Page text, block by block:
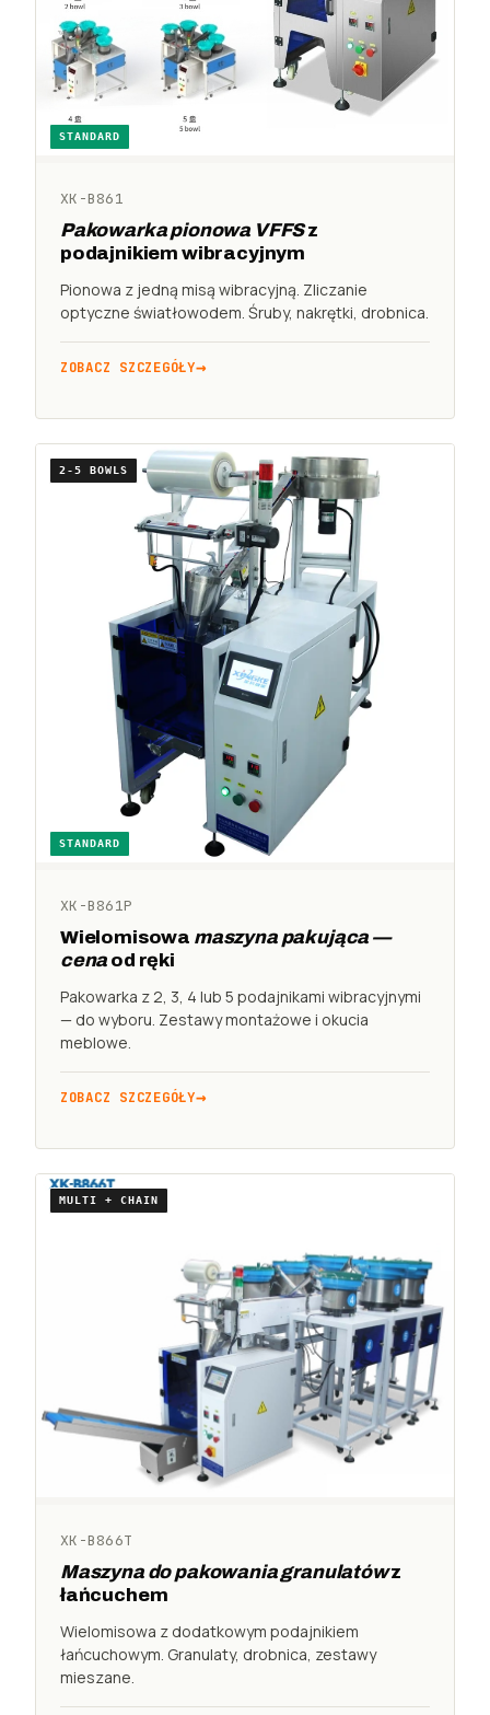
STANDARD
XK-B861
Pakowarka pionowa VFFSz
podajnikiem wibracyjnym
Pionowa z jedną misą wibracyjną. Zliczanie
optyczne światłowodem. Śruby, nakrętki, drobnica.
ZOBACZ SZCZEGÓŁY
2-5 BOWLS
STANDARD
XK-B861P
Wielomisowa maszyna pakująca —
cena od ręki
Pakowarka z 2, 3, 4 lub 5 podajnikami wibracyjnymi
— do wyboru. Zestawy montażowe i okucia
meblowe.
ZOBACZ SZCZEGÓŁY
MULTI + CHAIN
XK-B866T
Maszyna do pakowania granulatówz
łańcuchem
Wielomisowa z dodatkowym podajnikiem
łańcuchowym. Granulaty, drobnica, zestawy
mieszane.